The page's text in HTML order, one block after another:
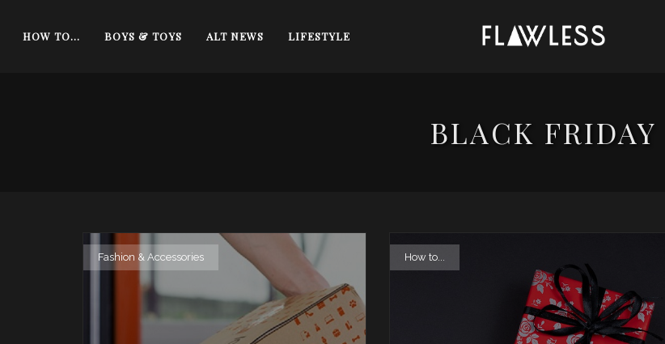
HOW TO… BOYS & TOYS ALT NEWS LIFESTYLE
BLACK FRIDAY
Fashion & Accessories How to...